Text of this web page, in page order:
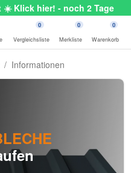
☀️ Klick hier! - noch 2 Tage
0
Vergleichsliste
0
Merkliste
0
Warenkorb
Informationen